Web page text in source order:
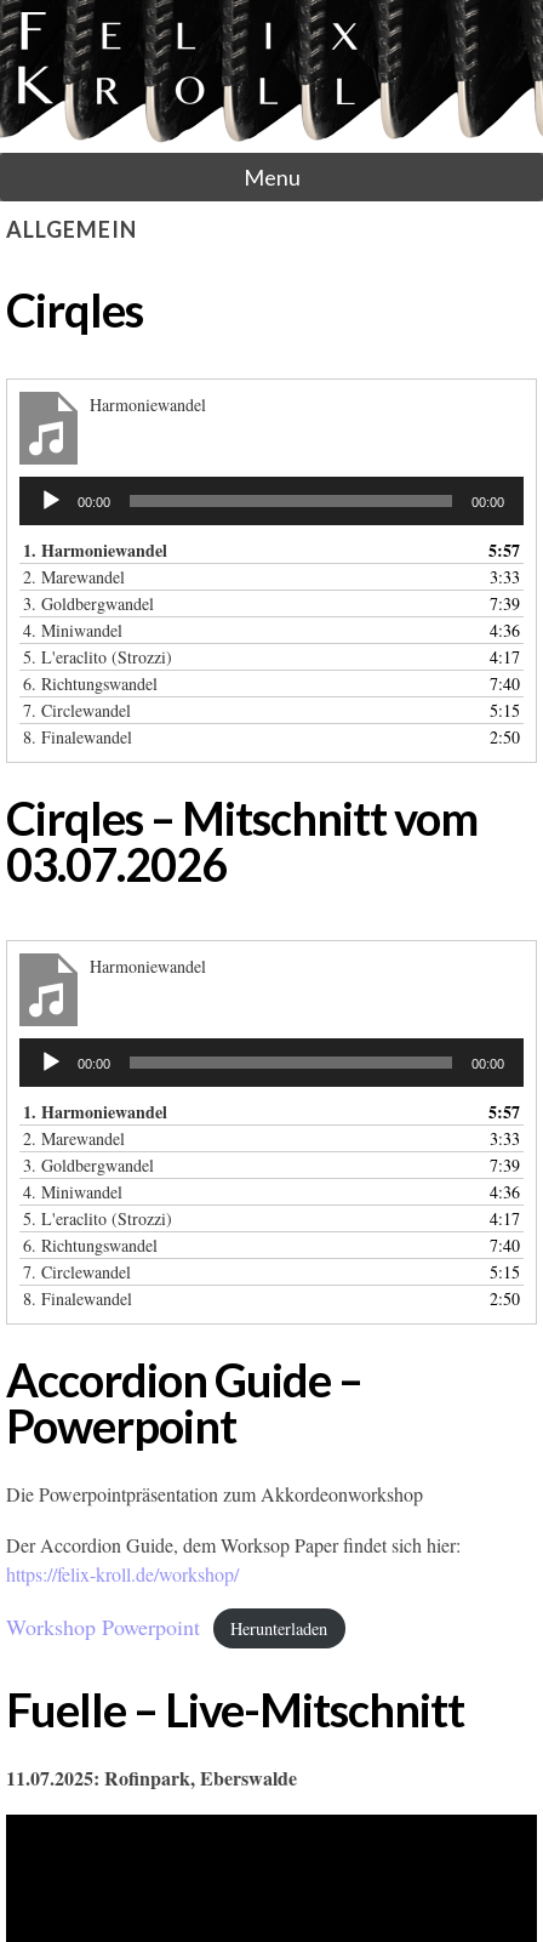
Menu
ALLGEMEIN
Cirqles
Harmoniewandel
Audio-
Player
00:00 00:00
1. Harmoniewandel 5:57
2. Marewandel
3:33
3. Goldbergwandel
7:39
4. Miniwandel
4:36
5. L'eraclito (Strozzi)
4:17
6. Richtungswandel
7:40
7. Circlewandel
5:15
8. Finalewandel 2:50
Cirqles – Mitschnitt vom
03.07.2026
Harmoniewandel
Audio-
Player
00:00 00:00
1. Harmoniewandel 5:57
2. Marewandel
3:33
3. Goldbergwandel
7:39
4. Miniwandel
4:36
5. L'eraclito (Strozzi)
4:17
6. Richtungswandel
7:40
7. Circlewandel
5:15
8. Finalewandel 2:50
Accordion Guide –
Powerpoint
Die Powerpointpräsentation zum Akkordeonworkshop
Der Accordion Guide, dem Worksop Paper findet sich hier:
https://felix-kroll.de/workshop/
Workshop Powerpoint Herunterladen
Fuelle – Live-Mitschnitt
11.07.2025: Rofinpark, Eberswalde